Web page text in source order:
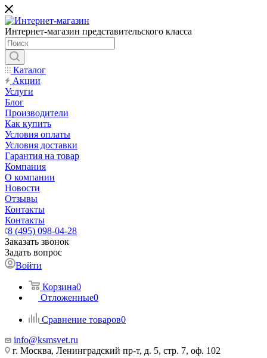
Интернет-магазин представительского класса
Каталог
Акции
Услуги
Блог
Производители
Как купить
Условия оплаты
Условия доставки
Гарантия на товар
Компания
О компании
Новости
Отзывы
Контакты
Контакты
8 (495) 098-04-28
Заказать звонок
Задать вопрос
Войти
Корзина0
Отложенные0
Сравнение товаров0
info@ksmsvet.ru
г. Москва, Ленинградский пр-т, д. 5, стр. 7, оф. 102